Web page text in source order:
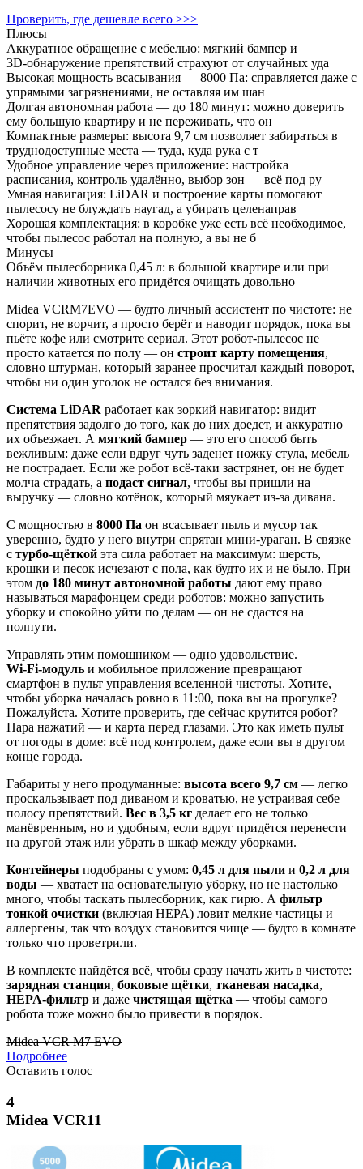
Проверить, где дешевле всего >>>
Плюсы
Аккуратное обращение с мебелью: мягкий бампер и
3D‑обнаружение препятствий страхуют от случайных уда
Высокая мощность всасывания — 8000 Па: справляется даже с
упрямыми загрязнениями, не оставляя им шан
Долгая автономная работа — до 180 минут: можно доверить
ему большую квартиру и не переживать, что он
Компактные размеры: высота 9,7 см позволяет забираться в
труднодоступные места — туда, куда рука с т
Удобное управление через приложение: настройка
расписания, контроль удалённо, выбор зон — всё под ру
Умная навигация: LiDAR и построение карты помогают
пылесосу не блуждать наугад, а убирать целенаправ
Хорошая комплектация: в коробке уже есть всё необходимое,
чтобы пылесос работал на полную, а вы не б
Минусы
Объём пылесборника 0,45 л: в большой квартире или при
наличии животных его придётся очищать довольно
Midea VCRM7EVO — будто личный ассистент по чистоте: не
спорит, не ворчит, а просто берёт и наводит порядок, пока вы
пьёте кофе или смотрите сериал. Этот робот‑пылесос не
просто катается по полу — он строит карту помещения,
словно штурман, который заранее просчитал каждый поворот,
чтобы ни один уголок не остался без внимания.
Система LiDAR работает как зоркий навигатор: видит
препятствия задолго до того, как до них доедет, и аккуратно
их объезжает. А мягкий бампер — это его способ быть
вежливым: даже если вдруг чуть заденет ножку стула, мебель
не пострадает. Если же робот всё‑таки застрянет, он не будет
молча страдать, а подаст сигнал, чтобы вы пришли на
выручку — словно котёнок, который мяукает из‑за дивана.
С мощностью в 8000 Па он всасывает пыль и мусор так
уверенно, будто у него внутри спрятан мини‑ураган. В связке
с турбо‑щёткой эта сила работает на максимум: шерсть,
крошки и песок исчезают с пола, как будто их и не было. При
этом до 180 минут автономной работы дают ему право
называться марафонцем среди роботов: можно запустить
уборку и спокойно уйти по делам — он не сдастся на
полпути.
Управлять этим помощником — одно удовольствие.
Wi‑Fi‑модуль и мобильное приложение превращают
смартфон в пульт управления вселенной чистоты. Хотите,
чтобы уборка началась ровно в 11:00, пока вы на прогулке?
Пожалуйста. Хотите проверить, где сейчас крутится робот?
Пара нажатий — и карта перед глазами. Это как иметь пульт
от погоды в доме: всё под контролем, даже если вы в другом
конце города.
Габариты у него продуманные: высота всего 9,7 см — легко
проскальзывает под диваном и кроватью, не устраивая себе
полосу препятствий. Вес в 3,5 кг делает его не только
манёвренным, но и удобным, если вдруг придётся перенести
на другой этаж или убрать в шкаф между уборками.
Контейнеры подобраны с умом: 0,45 л для пыли и 0,2 л для
воды — хватает на основательную уборку, но не настолько
много, чтобы таскать пылесборник, как гирю. А фильтр
тонкой очистки (включая HEPA) ловит мелкие частицы и
аллергены, так что воздух становится чище — будто в комнате
только что проветрили.
В комплекте найдётся всё, чтобы сразу начать жить в чистоте:
зарядная станция, боковые щётки, тканевая насадка,
HEPA‑фильтр и даже чистящая щётка — чтобы самого
робота тоже можно было привести в порядок.
Midea VCR M7 EVO
Подробнее
Оставить голос
4
Midea VCR11